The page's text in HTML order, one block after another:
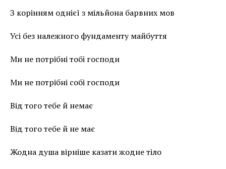
З корінням однієї з мільйона барвних мов
Усі без належного фундаменту майбуття
Ми не потрібні тобі господи
Ми не потрібні собі господи
Від того тебе й немає
Від того тебе й не має
Жодна душа вірніше казати жодне тіло